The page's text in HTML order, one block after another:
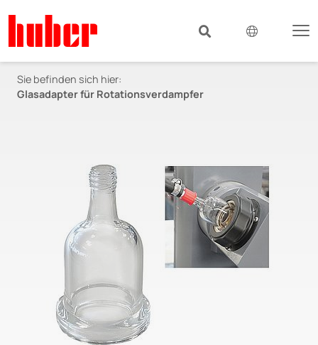
Sie befinden sich hier:
Glasadapter für Rotationsverdampfer